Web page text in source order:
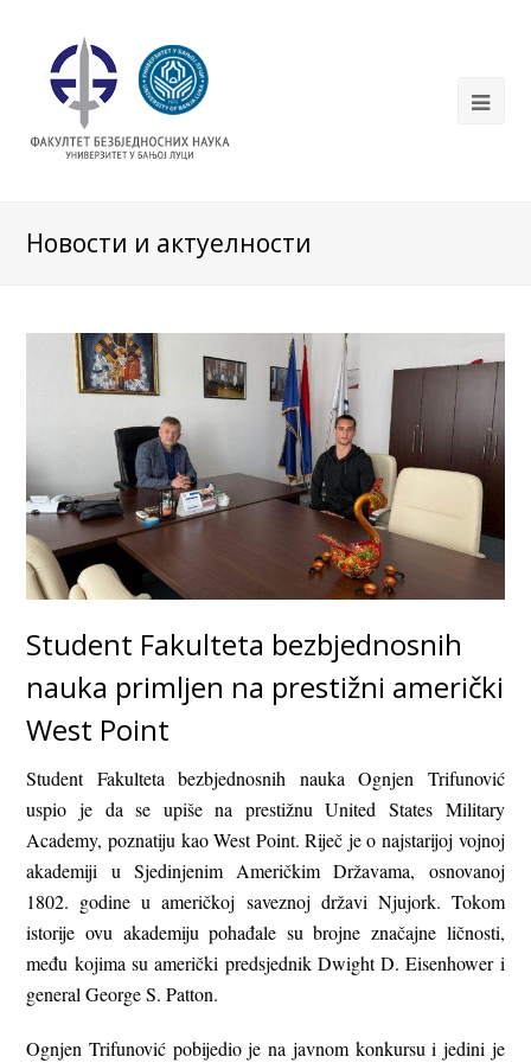
Новости и актуелности
Student Fakulteta bezbjednosnih
nauka primljen na prestižni američki
West Point
Student Fakulteta bezbjednosnih nauka Ognjen Trifunović
uspio je da se upiše na prestižnu United States Military
Academy, poznatiju kao West Point. Riječ je o najstarijoj vojnoj
akademiji u Sjedinjenim Američkim Državama, osnovanoj
1802. godine u američkoj saveznoj državi Njujork. Tokom
istorije ovu akademiju pohađale su brojne značajne ličnosti,
među kojima su američki predsjednik Dwight D. Eisenhower i
general George S. Patton.
Ognjen Trifunović pobijedio je na javnom konkursu i jedini je